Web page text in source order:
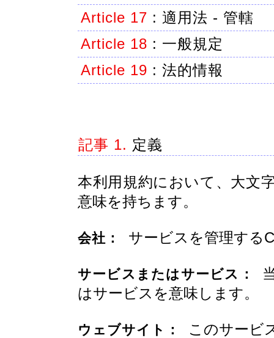
Article 17 : 適用法 - 管轄
Article 18 : 一般規定
Article 19 : 法的情報
記事 1. 定義
本利用規約において、大文
意味を持ちます。
会社： サービスを管理する
サービスまたはサービス：
はサービスを意味します。
ウェブサイト：
このサービ